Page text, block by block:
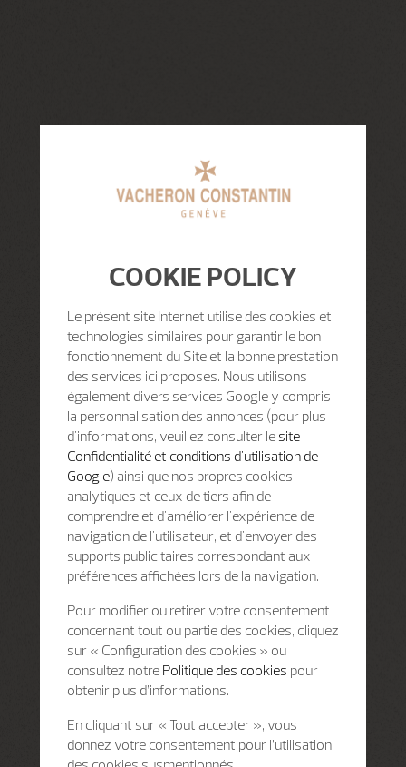
COOKIE POLICY
Le présent site Internet utilise des cookies et
technologies similaires pour garantir le bon
fonctionnement du Site et la bonne prestation
des services ici proposes. Nous utilisons
également divers services Google y compris
la personnalisation des annonces (pour plus
d'informations, veuillez consulter le site
Confidentialité et conditions d'utilisation de
Google) ainsi que nos propres cookies
analytiques et ceux de tiers afin de
comprendre et d'améliorer l'expérience de
navigation de l'utilisateur, et d'envoyer des
supports publicitaires correspondant aux
préférences affichées lors de la navigation.
Pour modifier ou retirer votre consentement
concernant tout ou partie des cookies, cliquez
sur « Configuration des cookies » ou
consultez notre Politique des cookies pour
obtenir plus d’informations.
En cliquant sur « Tout accepter », vous
donnez votre consentement pour l’utilisation